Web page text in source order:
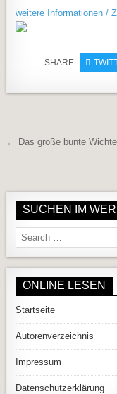
weitere Informationen /
SHARE:
← Das große bunte
SUCHEN IM
Search for:
ONLINE LESEN
Startseite
Autorenverzeichnis
Impressum
Datenschutzerklärung